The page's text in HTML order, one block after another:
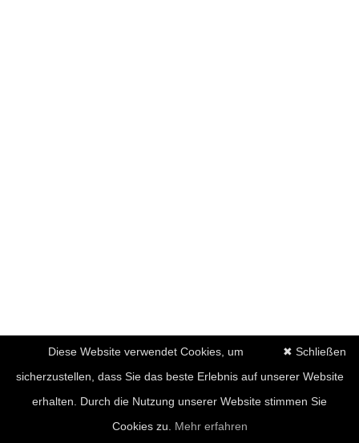
✖ Schließen
Diese Website verwendet Cookies, um
sicherzustellen, dass Sie das beste Erlebnis auf unserer Website
erhalten. Durch die Nutzung unserer Website stimmen Sie
Cookies zu. Mehr erfahren